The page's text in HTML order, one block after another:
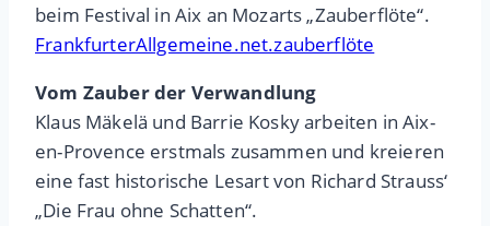
beim Festival in Aix an Mozarts „Zauberflöte“.
FrankfurterAllgemeine.net.zauberflöte
Vom Zauber der Verwandlung
Klaus Mäkelä und Barrie Kosky arbeiten in Aix-
en-Provence erstmals zusammen und kreieren
eine fast historische Lesart von Richard Strauss‘
„Die Frau ohne Schatten“.